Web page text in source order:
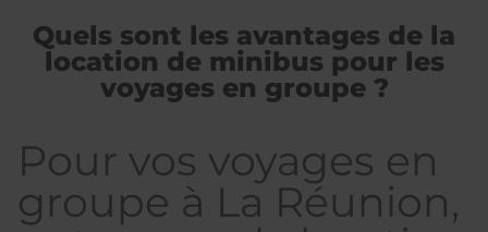
Quels sont les avantages de la
location de minibus pour les
voyages en groupe ?
Pour vos voyages en
groupe à La Réunion,